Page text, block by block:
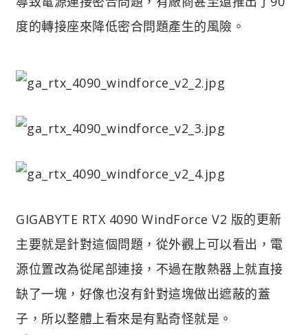
度的轉接座來降低密合問題產生的風險。
GIGABYTE RTX 4090 WindForce V2 版的更新
主要就是針對這個問題，從外觀上可以看出，電
源位置改為從尾部連接，不過在散熱器上就直接
缺了一塊，好像也沒有針對這塊做出遮蔽的蓋
子，所以整體上看來是有點奇怪就是。